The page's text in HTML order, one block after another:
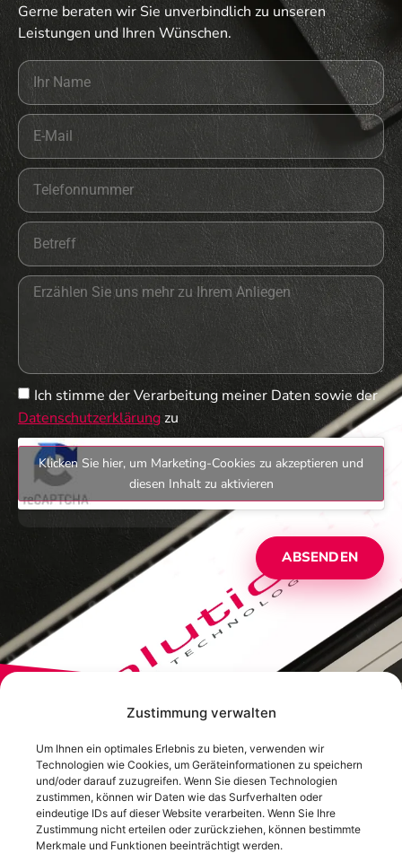
Zustimmung verwalten
Um Ihnen ein optimales Erlebnis zu bieten, verwenden wir
Technologien wie Cookies, um Geräteinformationen zu speichern
und/oder darauf zuzugreifen. Wenn Sie diesen Technologien
zustimmen, können wir Daten wie das Surfverhalten oder
eindeutige IDs auf dieser Website verarbeiten. Wenn Sie Ihre
Zustimmung nicht erteilen oder zurückziehen, können bestimmte
Merkmale und Funktionen beeinträchtigt werden.
Gerne beraten wir Sie unverbindlich zu unseren
Leistungen und Ihren Wünschen.
Ich stimme der Verarbeitung meiner Daten sowie der
Datenschutzerklärungzu
Klicken Sie hier, um Marketing-Cookies zu akzeptieren und
diesen Inhalt zu aktivieren
ABSENDEN